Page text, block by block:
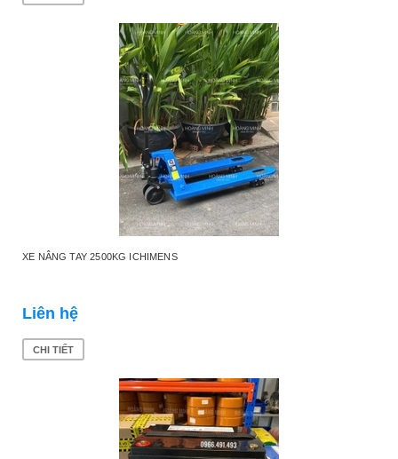
XE NÂNG TAY 2500KG ICHIMENS
Liên hệ
CHI TIẾT